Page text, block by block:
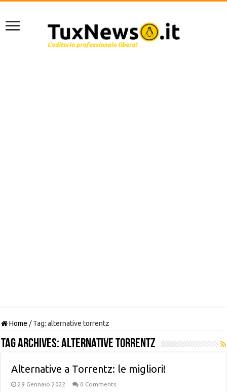
Home / Tag:alternative torrentz
Tag Archives:alternative torrentz
Alternative a Torrentz: le migliori!
29 Gennaio 2022 0 Comments